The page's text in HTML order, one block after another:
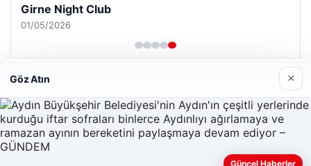
Girne Night Club
01/05/2026
© 2026 Net Haberi – Güncel Haberler
Göz Atın ×
Güncel Haberler
lemagrup.com.tr